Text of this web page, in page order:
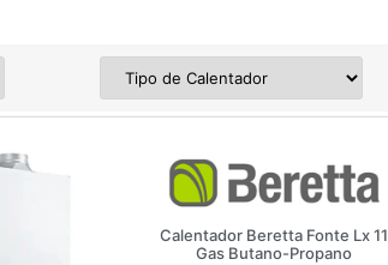
Calentador Beretta Fonte Lx 11
Gas Butano-Propano